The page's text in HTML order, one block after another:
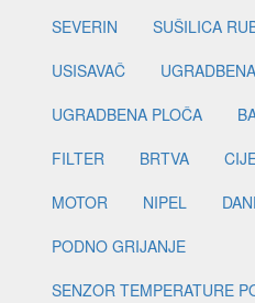
SEVERIN
SUŠILICA
USISAVAČ
UGRADBENA PLOČA
FILTER
BRTVA
MOTOR
NIPEL
PODNO GRIJANJE
SENZOR TEMPERATURE